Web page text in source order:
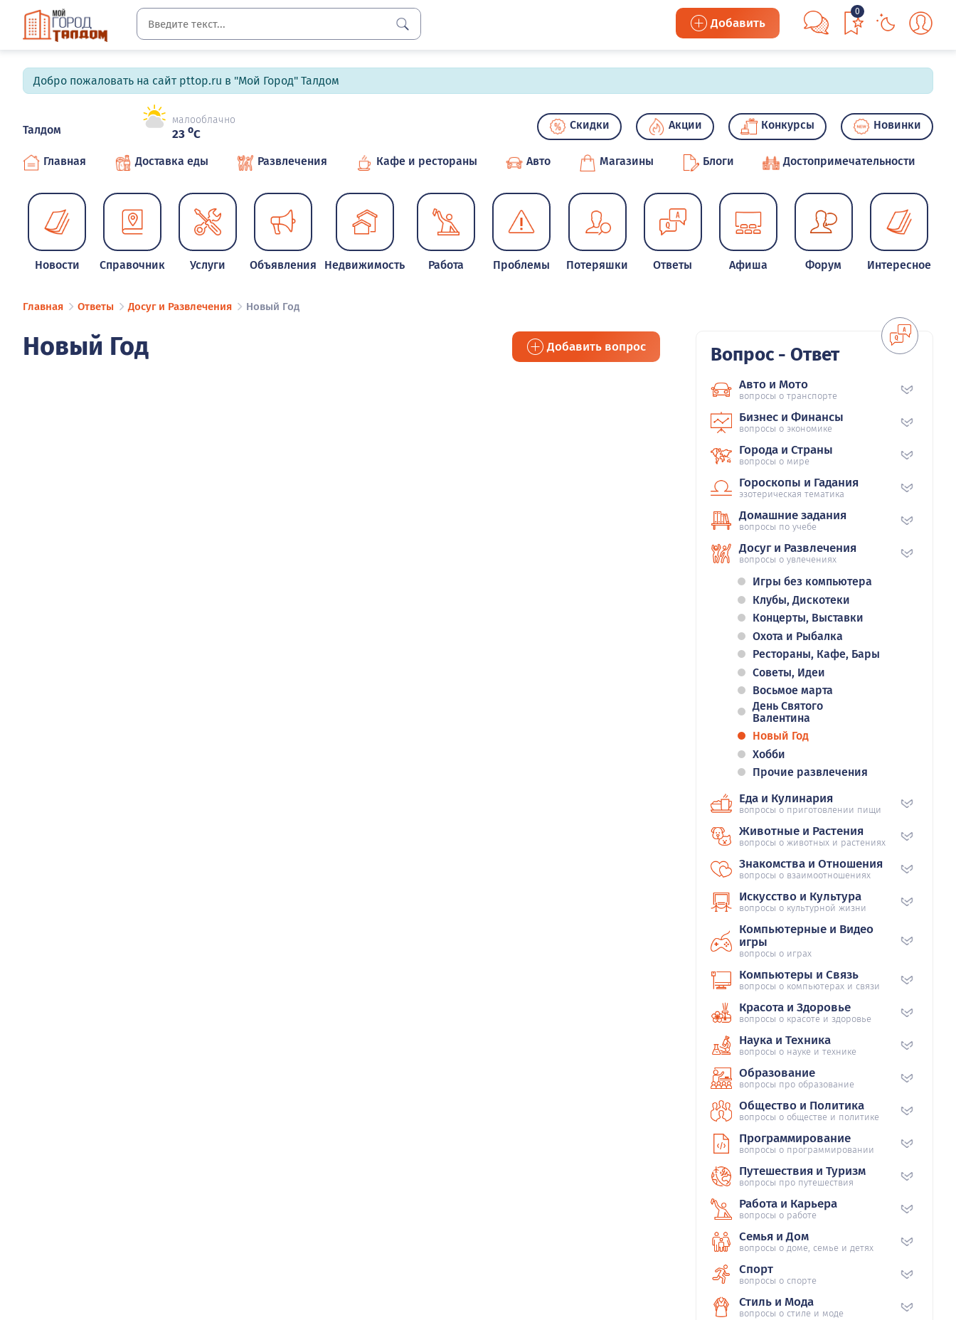
Добавить
0
Добро пожаловать на сайт pttop.ru в "Мой Город" Талдом
Талдом
малооблачно
23 oC
Скидки Акции Конкурсы Новинки
Главная Доставка еды Развлечения Кафе и рестораны Авто Магазины Блоги Достопримечательности
Новости Справочник Услуги Объявления Недвижимость Работа Проблемы Потеряшки Ответы Афиша Форум Интересное
Главная Ответы Досуг и Развлечения Новый Год
Новый Год Добавить вопрос Вопрос - Ответ
Авто и Мото
вопросы о транспорте
Бизнес и Финансы
вопросы о экономике
Города и Страны
вопросы о мире
Гороскопы и Гадания
эзотерическая тематика
Домашние задания
вопросы по учебе
Досуг и Развлечения
вопросы о увлечениях
Игры без компьютера
Клубы, Дискотеки
Концерты, Выставки
Охота и Рыбалка
Рестораны, Кафе, Бары
Советы, Идеи
Восьмое марта
День Святого
Валентина
Новый Год
Хобби
Прочие развлечения
Еда и Кулинария
вопросы о приготовлении пищи
Животные и Растения
вопросы о животных и растениях
Знакомства и Отношения
вопросы о взаимоотношениях
Искусство и Культура
вопросы о культурной жизни
Компьютерные и Видео
игры
вопросы о играх
Компьютеры и Связь
вопросы о компьютерах и связи
Красота и Здоровье
вопросы о красоте и здоровье
Наука и Техника
вопросы о науке и технике
Образование
вопросы про образование
Общество и Политика
вопросы о обществе и политике
Программирование
вопросы о программировании
Путешествия и Туризм
вопросы про путешествия
Работа и Карьера
вопросы о работе
Семья и Дом
вопросы о доме, семье и детях
Спорт
вопросы о спорте
Стиль и Мода
вопросы о стиле и моде